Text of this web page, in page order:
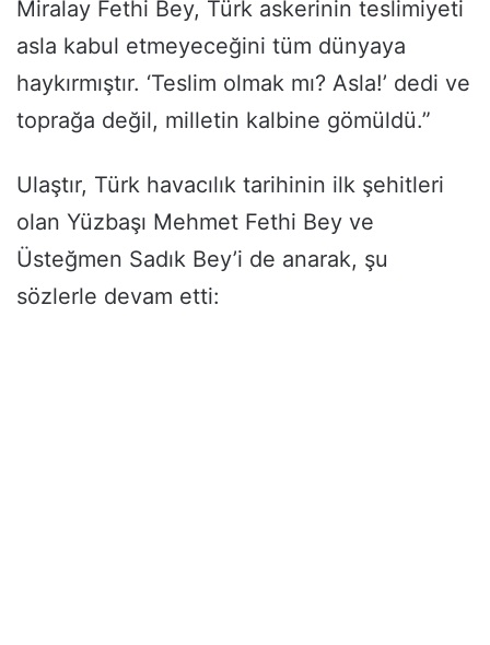
Miralay Fethi Bey, Türk askerinin teslimiyeti
asla kabul etmeyeceğini tüm dünyaya
haykırmıştır. ‘Teslim olmak mı? Asla!’ dedi ve
toprağa değil, milletin kalbine gömüldü.”
Ulaştır, Türk havacılık tarihinin ilk şehitleri
olan Yüzbaşı Mehmet Fethi Bey ve
Üsteğmen Sadık Bey’i de anarak, şu
sözlerle devam etti: